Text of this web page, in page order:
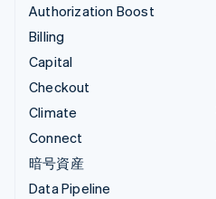
Authorization Boost
Billing
Capital
Checkout
Climate
Connect
暗号資産
Data Pipeline